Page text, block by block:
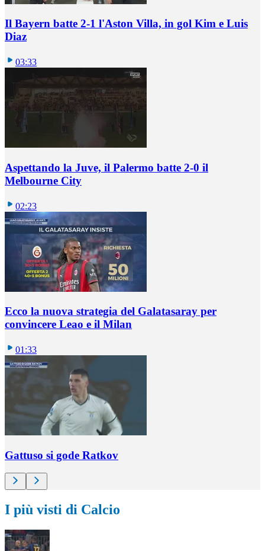
Il Bayern batte 2-1 l'Aston Villa, in gol Kim e Luis
Diaz
03:33
Aspettando la Juve, il Palermo batte 2-0 il
Melbourne City
02:23
Ecco la nuova strategia del Galatasaray per
convincere Leao e il Milan
01:33
Gattuso si gode Ratkov
I più visti di Calcio